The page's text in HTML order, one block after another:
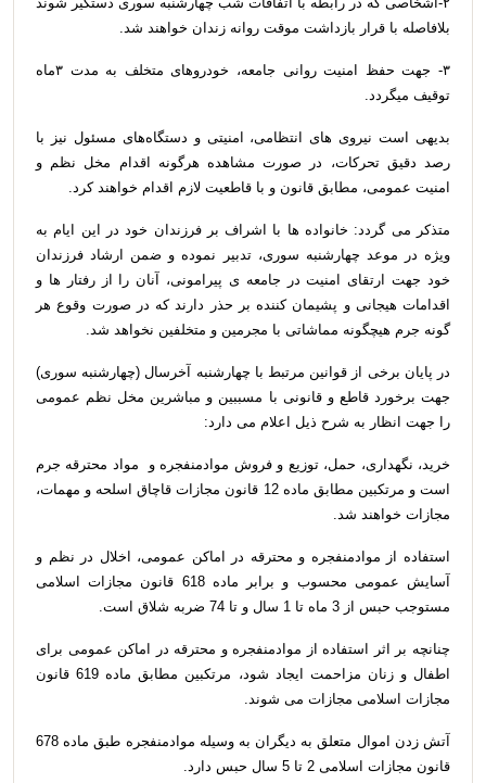
بلافاصله با قرار بازداشت موقت روانه زندان خواهند شد.
۳- جهت حفظ امنیت روانی جامعه، خودروهای متخلف به مدت ۳ماه
توقیف میگردد.
بدیهی است نیروی های انتظامی، امنیتی و دستگاه‌های مسئول نیز با
رصد دقیق تحرکات، در صورت مشاهده هرگونه اقدام مخل نظم و
امنیت عمومی، مطابق قانون و با قاطعیت لازم اقدام خواهند کرد.
متذکر می گردد: خانواده ها با اشراف بر فرزندان خود در این ایام به
ویژه در موعد چهارشنبه سوری، تدبیر نموده و ضمن ارشاد فرزندان
خود جهت ارتقای امنیت در جامعه ی پیرامونی، آنان را از رفتار ها و
اقدامات هیجانی و پشیمان کننده بر حذر دارند که در صورت وقوع هر
گونه جرم هیچگونه مماشاتی با مجرمین و متخلفین نخواهد شد.
در پایان برخی از قوانین مرتبط با چهارشنبه آخرسال (چهارشنبه ‌سوری)
جهت برخورد قاطع و قانونی با مسببین و مباشرین مخل نظم عمومی
را جهت انظار به شرح ذیل اعلام می دارد:
خرید، نگهداری، حمل، توزیع و فروش موادمنفجره و مواد محترقه جرم
است و مرتکبین مطابق ماده 12 قانون مجازات قاچاق اسلحه و مهمات،
مجازات خواهند شد.
استفاده از موادمنفجره و محترقه در اماکن عمومی، اخلال در نظم و
آسایش عمومی محسوب و برابر ماده 618 قانون مجازات اسلامی
مستوجب حبس از 3 ماه تا 1 سال و تا 74 ضربه شلاق است.
چنانچه بر اثر استفاده از موادمنفجره و محترقه در اماکن عمومی برای
اطفال و زنان مزاحمت ایجاد شود، مرتکبین مطابق ماده 619 قانون
مجازات اسلامی مجازات می شوند.
آتش زدن اموال متعلق به دیگران به وسیله موادمنفجره طبق ماده 678
قانون مجازات اسلامی 2 تا 5 سال حبس دارد.